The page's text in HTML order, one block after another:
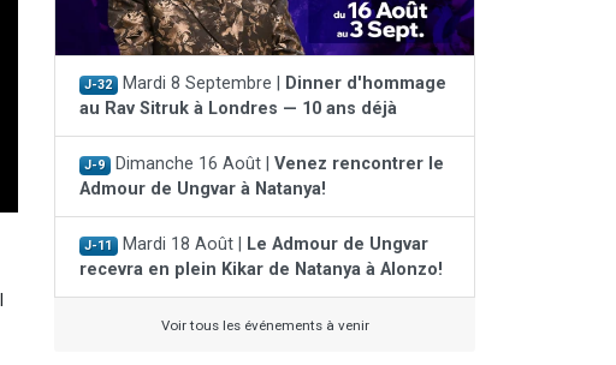
J-32 Mardi 8 Septembre |
Dinner d'hommage
au Rav Sitruk à Londres — 10 ans déjà
J-9 Dimanche 16 Août | Venez rencontrer le
Admour de Ungvar à Natanya!
J-11 Mardi 18 Août |
Le Admour de Ungvar
recevra en plein Kikar de Natanya à Alonzo!
Voir tous les événements à venir